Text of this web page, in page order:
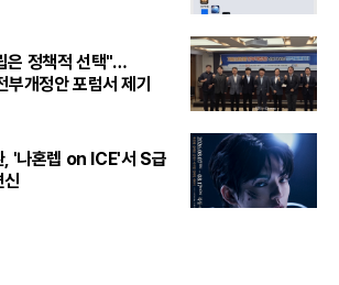
은 정책적 선택"…
개정안 포럼서 제기
, '나혼렙 on ICE'서 S급
신